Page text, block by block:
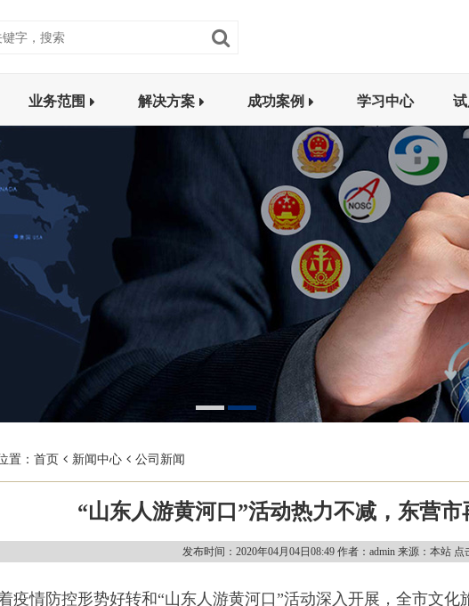
业务范围 解决方案 成功案例 学习中心
置： 首页 新闻中心 公司新闻
“山东人游黄河口”活动热力不减，东营市
发布时间：2020年04月04日08:49 作者：admin 来源：本站 点
疫情防控形势好转和“山东人游黄河口”活动深入开展，全市文化